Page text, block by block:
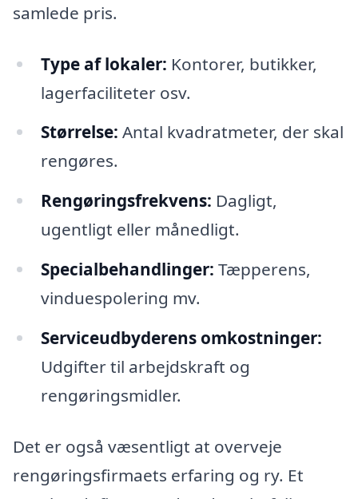
samlede pris.
Type af lokaler: Kontorer, butikker,
lagerfaciliteter osv.
Størrelse: Antal kvadratmeter, der skal
rengøres.
Rengøringsfrekvens: Dagligt,
ugentligt eller månedligt.
Specialbehandlinger: Tæpperens,
vinduespolering mv.
Serviceudbyderens omkostninger:
Udgifter til arbejdskraft og
rengøringsmidler.
Det er også væsentligt at overveje
rengøringsfirmaets erfaring og ry. Et